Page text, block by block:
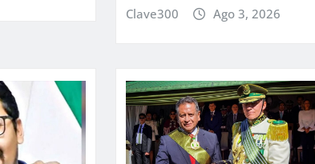
Clave300 Ago 3, 2026